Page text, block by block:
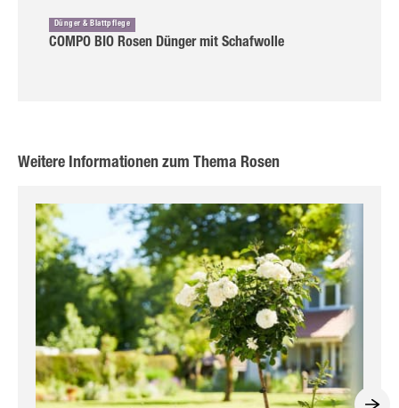
Dünger & Blattpflege
COMPO BIO Rosen Dünger mit Schafwolle
Weitere Informationen zum Thema Rosen